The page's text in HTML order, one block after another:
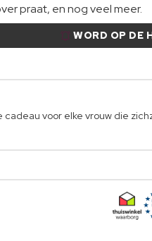
praat, en nog veel meer.
WORD OP DE
voor elke vrouw die